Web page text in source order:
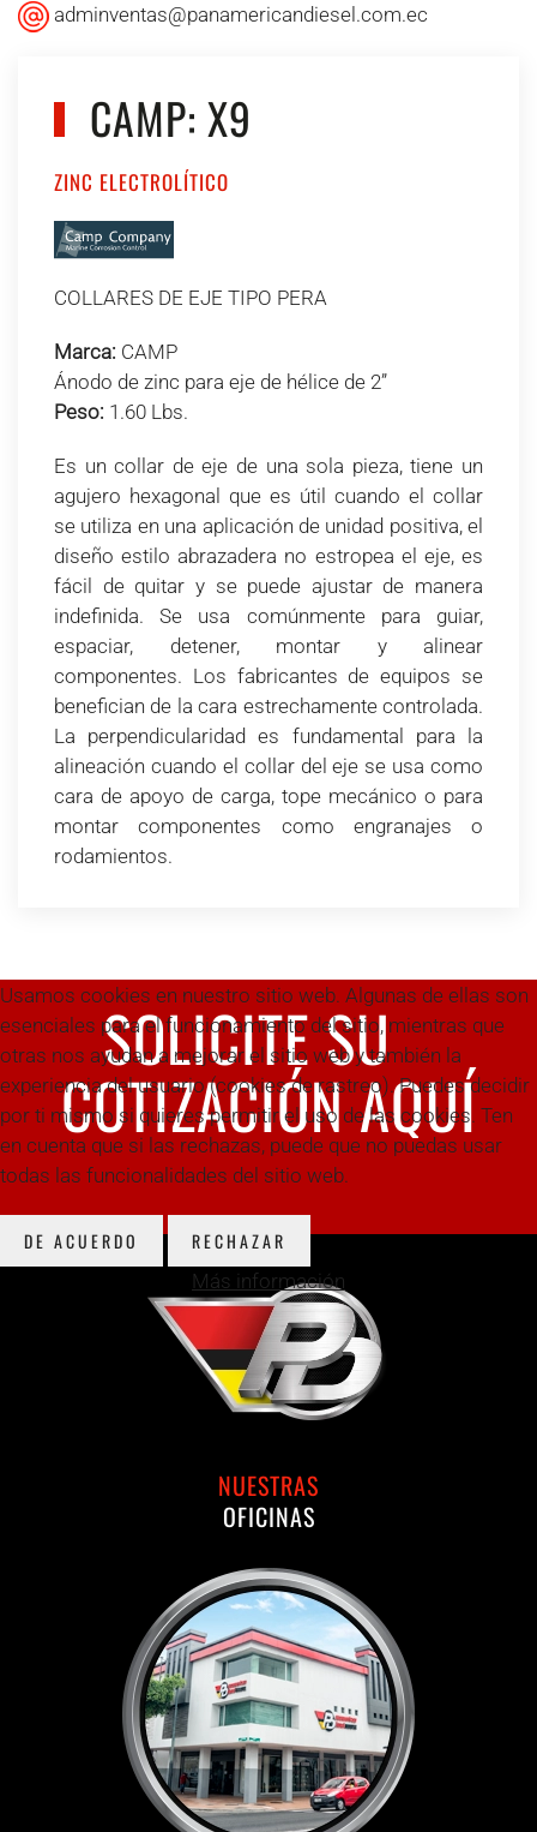
adminventas@panamericandiesel.com.ec
CAMP: X9
ZINC ELECTROLÍTICO
COLLARES DE EJE TIPO PERA
Marca: CAMP
Ánodo de zinc para eje de hélice de 2”
Peso: 1.60 Lbs.
Es un collar de eje de una sola pieza, tiene un
agujero hexagonal que es útil cuando el collar
se utiliza en una aplicación de unidad positiva, el
diseño estilo abrazadera no estropea el eje, es
fácil de quitar y se puede ajustar de manera
indefinida. Se usa comúnmente para guiar,
espaciar, detener, montar y alinear
componentes. Los fabricantes de equipos se
benefician de la cara estrechamente controlada.
La perpendicularidad es fundamental para la
alineación cuando el collar del eje se usa como
cara de apoyo de carga, tope mecánico o para
montar componentes como engranajes o
rodamientos.
SOLICITE SU
COTIZACIÓN AQUÍ
NUESTRAS
OFICINAS
Usamos cookies en nuestro sitio web. Algunas de ellas son
esenciales para el funcionamiento del sitio, mientras que
otras nos ayudan a mejorar el sitio web y también la
experiencia del usuario (cookies de rastreo). Puedes decidir
por ti mismo si quieres permitir el uso de las cookies. Ten
en cuenta que si las rechazas, puede que no puedas usar
todas las funcionalidades del sitio web.
DE ACUERDO RECHAZAR
Más información